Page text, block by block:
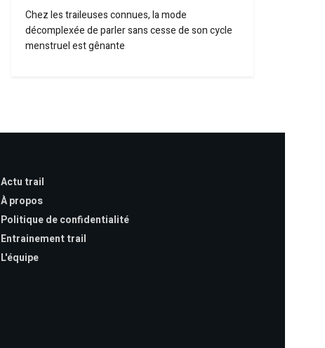
Chez les traileuses connues, la mode
décomplexée de parler sans cesse de son cycle
menstruel est gênante
Actu trail
À propos
Politique de confidentialité
Entrainement trail
L'équipe